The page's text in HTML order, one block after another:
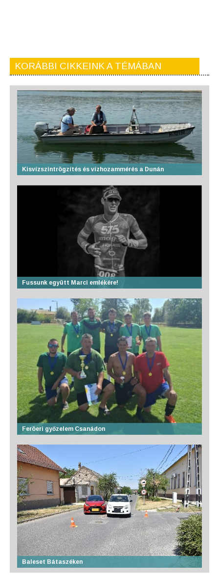
KORÁBBI CIKKEINK A TÉMÁBAN
Kisvízszintrögzítés és vízhozammérés a Dunán
Fussunk együtt Marci emlékére!
Feröeri győzelem Csanádon
Baleset Bátaszéken